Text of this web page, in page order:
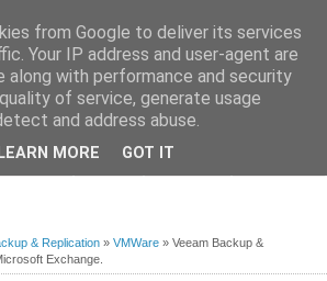
Links de
Contacto
& Replication » VMWare » Veeam Backup &
Exchange.
from Google to deliver its services
Your IP address and user-agent are
along with performance and security
of service, generate usage
and address abuse.
LEARN MORE GOT IT